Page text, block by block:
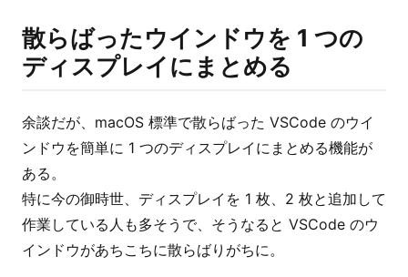
散らばったウインドウを 1 つの
ディスプレイにまとめる
余談だが、macOS 標準で散らばった VSCode のウイ
ンドウを簡単に 1 つのディスプレイにまとめる機能が
ある。
特に今の御時世、ディスプレイを 1 枚、2 枚と追加して
作業している人も多そうで、そうなると VSCode のウ
インドウがあちこちに散らばりがちに。